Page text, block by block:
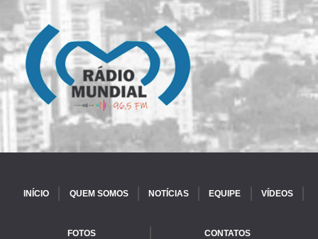
INÍCIO QUEM SOMOS NOTÍCIAS EQUIPE VÍDEOS
FOTOS CONTATOS